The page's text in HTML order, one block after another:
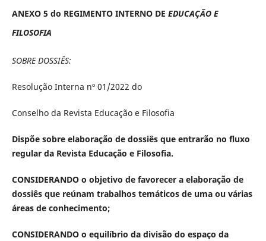
ANEXO 5 do REGIMENTO INTERNO DE EDUCAÇÃO E
FILOSOFIA
SOBRE DOSSIÊS:
Resolução Interna nº 01/2022 do
Conselho da Revista Educação e Filosofia
Dispõe sobre elaboração de dossiês que entrarão no fluxo
regular da Revista Educação e Filosofia.
CONSIDERANDO o objetivo de favorecer a elaboração de
dossiês que reúnam trabalhos temáticos de uma ou várias
áreas de conhecimento;
CONSIDERANDO o equilíbrio da divisão do espaço da